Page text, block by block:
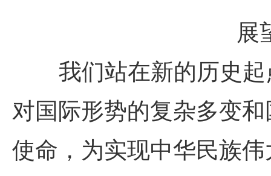
展
我们站在新的历史起
对国际形势的复杂多变
使命，为实现中华民族